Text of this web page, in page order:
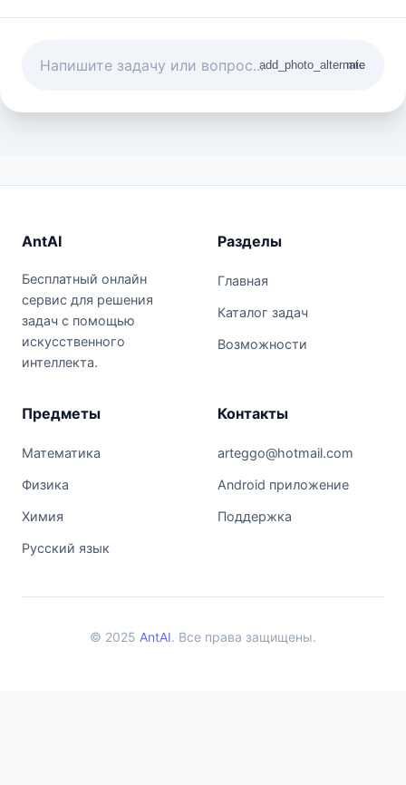
add_photo_alternate
mic
AntAI
Бесплатный онлайн
сервис для решения
задач с помощью
искусственного
интеллекта.
Разделы
Главная
Каталог задач
Возможности
Предметы
Математика
Физика
Химия
Русский язык
Контакты
arteggo@hotmail.com
Android приложение
Поддержка
© 2025 AntAI. Все права защищены.